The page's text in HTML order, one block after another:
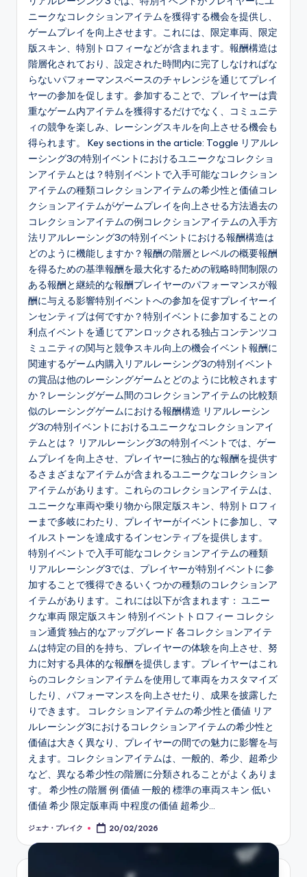
ニークなコレクションアイテムを獲得する機会を提供し、
ゲームプレイを向上させます。これには、限定車両、限定
版スキン、特別トロフィーなどが含まれます。報酬構造は
階層化されており、設定された時間内に完了しなければな
らないパフォーマンスベースのチャレンジを通じてプレイ
ヤーの参加を促します。参加することで、プレイヤーは貴
重なゲーム内アイテムを獲得するだけでなく、コミュニテ
ィの競争を楽しみ、レーシングスキルを向上させる機会も
得られます。 Key sections in the article: Toggle リアルレ
ーシング3の特別イベントにおけるユニークなコレクショ
ンアイテムとは？特別イベントで入手可能なコレクション
アイテムの種類コレクションアイテムの希少性と価値コレ
クションアイテムがゲームプレイを向上させる方法過去の
コレクションアイテムの例コレクションアイテムの入手方
法リアルレーシング3の特別イベントにおける報酬構造は
どのように機能しますか？報酬の階層とレベルの概要報酬
を得るための基準報酬を最大化するための戦略時間制限の
ある報酬と継続的な報酬プレイヤーのパフォーマンスが報
酬に与える影響特別イベントへの参加を促すプレイヤーイ
ンセンティブは何ですか？特別イベントに参加することの
利点イベントを通じてアンロックされる独占コンテンツコ
ミュニティの関与と競争スキル向上の機会イベント報酬に
関連するゲーム内購入リアルレーシング3の特別イベント
の賞品は他のレーシングゲームとどのように比較されます
か？レーシングゲーム間のコレクションアイテムの比較類
似のレーシングゲームにおける報酬構造 リアルレーシン
グ3の特別イベントにおけるユニークなコレクションアイ
テムとは？ リアルレーシング3の特別イベントでは、ゲー
ムプレイを向上させ、プレイヤーに独占的な報酬を提供す
るさまざまなアイテムが含まれるユニークなコレクション
アイテムがあります。これらのコレクションアイテムは、
ユニークな車両や乗り物から限定版スキン、特別トロフィ
ーまで多岐にわたり、プレイヤーがイベントに参加し、マ
イルストーンを達成するインセンティブを提供します。
特別イベントで入手可能なコレクションアイテムの種類
リアルレーシング3では、プレイヤーが特別イベントに参
加することで獲得できるいくつかの種類のコレクションア
イテムがあります。これには以下が含まれます： ユニー
クな車両 限定版スキン 特別イベントトロフィー コレクシ
ョン通貨 独占的なアップグレード 各コレクションアイテ
ムは特定の目的を持ち、プレイヤーの体験を向上させ、努
力に対する具体的な報酬を提供します。プレイヤーはこれ
らのコレクションアイテムを使用して車両をカスタマイズ
したり、パフォーマンスを向上させたり、成果を披露した
りできます。 コレクションアイテムの希少性と価値 リア
ルレーシング3におけるコレクションアイテムの希少性と
価値は大きく異なり、プレイヤーの間での魅力に影響を与
えます。コレクションアイテムは、一般的、希少、超希少
など、異なる希少性の階層に分類されることがよくありま
す。 希少性の階層 例 価値 一般的 標準の車両スキン 低い
価値 希少 限定版車両 中程度の価値 超希少…
Posted
ジェナ・ブレイク 20/02/2026